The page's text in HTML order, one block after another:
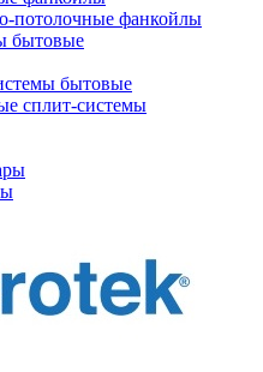
потолочные фанкойлы
бытовые
бытовые
сплит-системы